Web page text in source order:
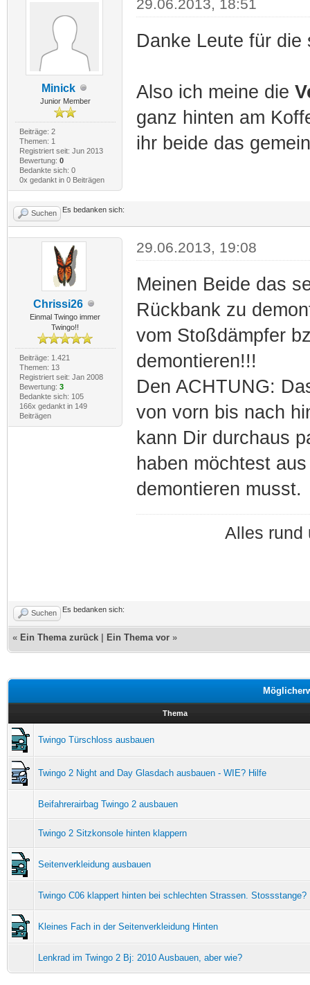
Minick
Junior Member
Beiträge: 2
Themen: 1
Registriert seit: Jun 2013
Bewertung: 0
Bedankte sich: 0
0x gedankt in 0 Beiträgen
29.06.2013, 18:51
Danke Leute für
Also ich meine die
ganz hinten am
ihr beide das
Suchen Es bedanken sich:
Chrissi26
Einmal Twingo immer
Twingo!!
Beiträge: 1.421
Themen: 13
Registriert seit: Jan 2008
Bewertung: 3
Bedankte sich: 105
166x gedankt in 149
Beiträgen
29.06.2013, 19:08
Meinen Beide das
Rückbank zu
vom Stoßdämpfer
demontieren!!!
Den ACHTUNG:
von vorn bis nach
kann Dir durchaus
haben möchtest
demontieren musst.
Alles
Suchen Es bedanken sich:
« Ein Thema zurück Ein Thema vor »
Thema
Twingo Türschloss ausbauen
Twingo 2 Night and Day Glasdach ausbauen - WIE? Hilfe
Beifahrerairbag Twingo 2 ausbauen
Twingo 2 Sitzkonsole hinten klappern
Seitenverkleidung ausbauen
Twingo C06 klappert hinten bei schlechten Strassen. Stossstange?
Kleines Fach in der Seitenverkleidung Hinten
Lenkrad im Twingo 2 Bj: 2010 Ausbauen, aber wie?